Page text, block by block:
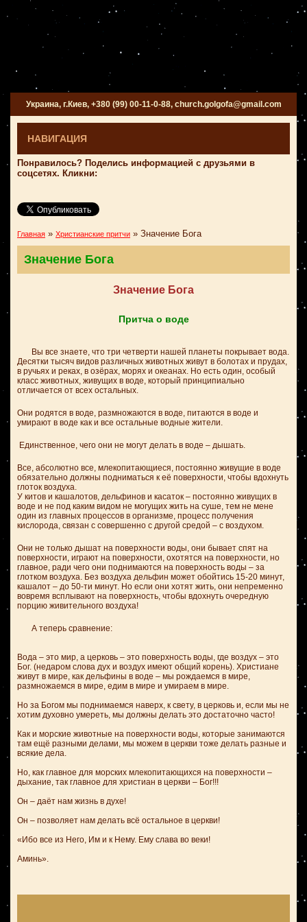
Украина, г.Киев, +380 (99) 00-11-0-88, church.golgofa@gmail.com
НАВИГАЦИЯ
Понравилось? Поделись информацией с друзьями в
соцсетях. Кликни:
Главная » Христианские притчи » Значение Бога
Значение Бога
Значение Бога
Притча о воде
Вы все знаете, что три четверти нашей планеты покрывает вода.
Десятки тысяч видов различных животных живут в болотах и прудах,
в ручьях и реках, в озёрах, морях и океанах. Но есть один, особый
класс животных, живущих в воде, который принципиально
отличается от всех остальных.
Они родятся в воде, размножаются в воде, питаются в воде и
умирают в воде как и все остальные водные жители.
Единственное, чего они не могут делать в воде – дышать.
Все, абсолютно все, млекопитающиеся, постоянно живущие в воде
обязательно должны подниматься к её поверхности, чтобы вдохнуть
глоток воздуха.
У китов и кашалотов, дельфинов и касаток – постоянно живущих в
воде и не под каким видом не могущих жить на суше, тем не мене
один из главных процессов в организме, процесс получения
кислорода, связан с совершенно с другой средой – с воздухом.
Они не только дышат на поверхности воды, они бывает спят на
поверхности, играют на поверхности, охотятся на поверхности, но
главное, ради чего они поднимаются на поверхность воды – за
глотком воздуха. Без воздуха дельфин может обойтись 15-20 минут,
кашалот – до 50-ти минут. Но если они хотят жить, они непременно
вовремя всплывают на поверхность, чтобы вдохнуть очередную
порцию живительного воздуха!
А теперь сравнение:
Вода – это мир, а церковь – это поверхность воды, где воздух – это
Бог. (недаром слова дух и воздух имеют общий корень). Христиане
живут в мире, как дельфины в воде – мы рождаемся в мире,
размножаемся в мире, едим в мире и умираем в мире.
Но за Богом мы поднимаемся наверх, к свету, в церковь и, если мы не
хотим духовно умереть, мы должны делать это достаточно часто!
Как и морские животные на поверхности воды, которые занимаются
там ещё разными делами, мы можем в церкви тоже делать разные и
всякие дела.
Но, как главное для морских млекопитающихся на поверхности –
дыхание, так главное для христиан в церкви – Бог!!!
Он – даёт нам жизнь в духе!
Он – позволяет нам делать всё остальное в церкви!
«Ибо все из Него, Им и к Нему. Ему слава во веки!
Аминь».